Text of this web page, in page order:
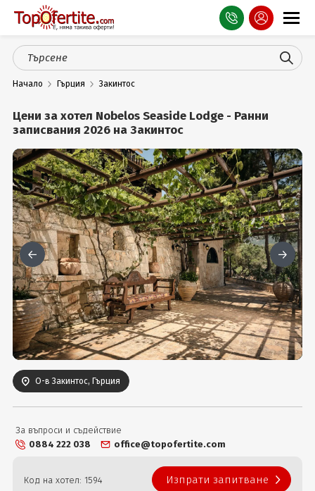
Оферти
СПА
Планина
Море
Чужбина
Празници
Турция
Гърция
Услуги
Вход
Начало Гърция Закинтос
Цени за хотел Nobelos Seaside Lodge - Ранни
записвания 2026 на Закинтос
О-в Закинтос, Гърция
За въпроси и съдействие
0884 222 038
office@topofertite.com
Код на хотел: 1594 Изпрати запитване